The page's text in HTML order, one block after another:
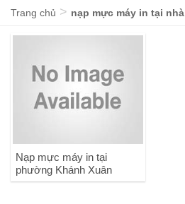
Trang chủ > nạp mực máy in tại nhà
Nạp mực máy in tại
phường Khánh Xuân